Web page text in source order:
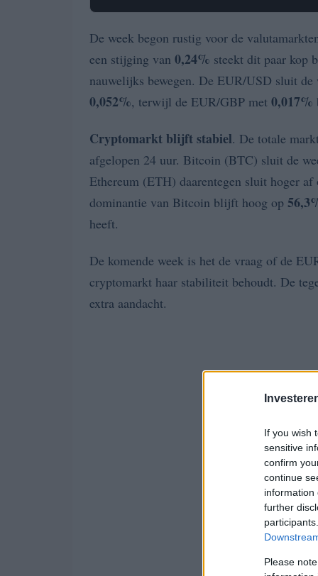
If you wish
sensitive
confirm
continue
information
further
Please
De week begon rustig voor de
een stijging van 0,24% steekt dit paar kop
nauwelijks bewegen. De EUR/USD sluit de
0,052%, terwijl de EUR/GBP met 0,017%
Cryptomarkt blijft stabiel. De totale
afgelopen 24 uur. Bitcoin (BTC) sluit de
Ethereum (ETH) daarentegen sluit hoger af
dominantie van Bitcoin blijft hoog op
heeft.
De komende week is het de vraag of de
cryptomarkt haar stabiliteit behoudt. De
extra aandacht.